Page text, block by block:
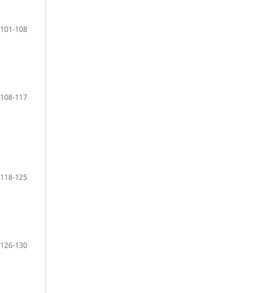
101-108
108-117
118-125
126-130